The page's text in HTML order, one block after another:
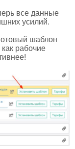
все данные
усилий.
шаблон
как рабочие